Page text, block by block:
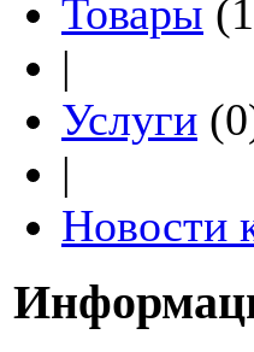
Товары
|
Услуги
|
Новости